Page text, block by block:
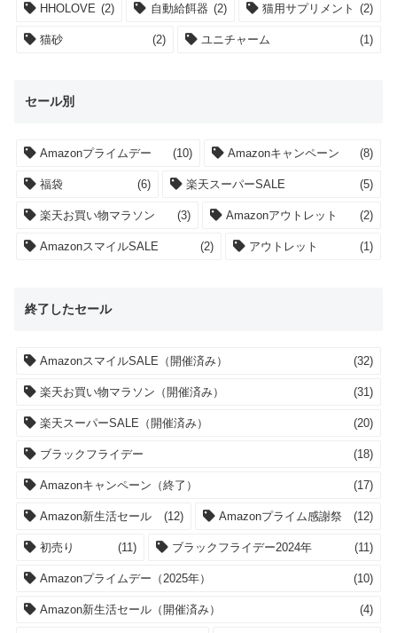
HHOLOVE (2) 自動給餌器 (2) 猫用サプリメント (2)
猫砂 (2) ユニチャーム (1)
セール別
Amazonプライムデー (10) Amazonキャンペーン (8)
福袋 (6) 楽天スーパーSALE (5)
楽天お買い物マラソン (3) Amazonアウトレット (2)
AmazonスマイルSALE (2) アウトレット (1)
終了したセール
AmazonスマイルSALE（開催済み） (32)
楽天お買い物マラソン（開催済み） (31)
楽天スーパーSALE（開催済み） (20)
ブラックフライデー (18)
Amazonキャンペーン（終了） (17)
Amazon新生活セール (12) Amazonプライム感謝祭 (12)
初売り (11) ブラックフライデー2024年 (11)
Amazonプライムデー（2025年） (10)
Amazon新生活セール（開催済み） (4)